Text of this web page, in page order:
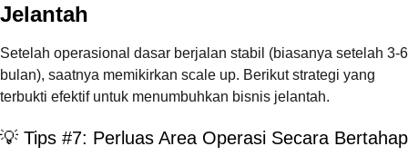
Jelantah
Setelah operasional dasar berjalan stabil (biasanya setelah 3-6
bulan), saatnya memikirkan scale up. Berikut strategi yang
terbukti efektif untuk menumbuhkan bisnis jelantah.
💡 Tips #7: Perluas Area Operasi Secara Bertahap